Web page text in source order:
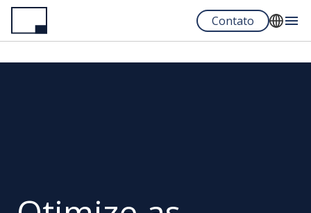
Pular
o
Contato
English